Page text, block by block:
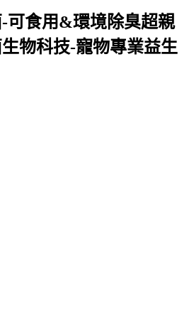
可食用&環境除臭超親
物科技-寵物專業益生